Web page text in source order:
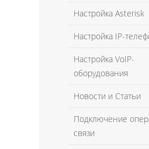
Настройка Asterisk
Настройка IP-
Настройка VoIP-
оборудования
Новости и Статьи
Подключение
связи